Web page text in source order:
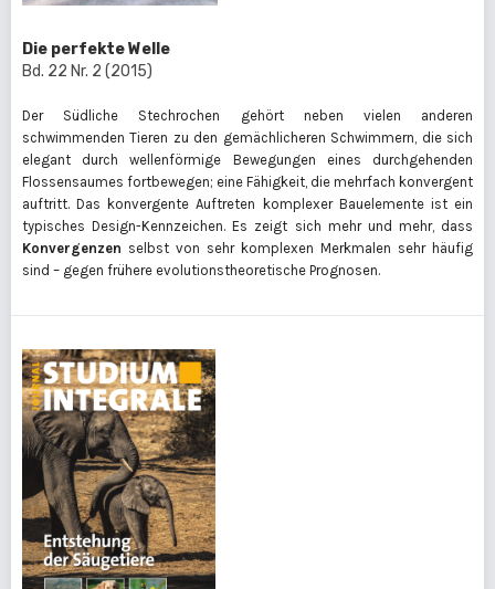
Die perfekte Welle
Bd. 22 Nr. 2 (2015)
Der Südliche Stechrochen gehört neben vielen anderen
schwimmenden Tieren zu den gemächlicheren Schwimmern, die sich
elegant durch wellenförmige Bewegungen eines durchgehenden
Flossensaumes fortbewegen; eine Fähigkeit, die mehrfach konvergent
auftritt. Das konvergente Auftreten komplexer Bauelemente ist ein
typisches Design-Kennzeichen. Es zeigt sich mehr und mehr, dass
Konvergenzen selbst von sehr komplexen Merkmalen sehr häufig
sind – gegen frühere evolutionstheoretische Prognosen.